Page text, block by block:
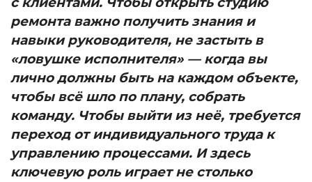
ремонта важно получить знания и
навыки руководителя, не застыть в
«ловушке исполнителя» — когда вы
лично должны быть на каждом объекте,
чтобы всё шло по плану, собрать
команду. Чтобы выйти из неё, требуется
переход от индивидуального труда к
управлению процессами. И здесь
ключевую роль играет не столько